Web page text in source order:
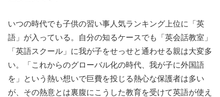
いつの時代でも子供の習い事人気ランキング上位に「英
語」が入っている。自分の知るケースでも「英会話教室」
「英語スクール」に我が子をせっせと通わせる親は大変多
い。「これからのグローバル化の時代、我が子に外国語
を」という熱い想いで巨費を投じる熱心な保護者は多い
が、その熱意とは裏腹にこうした教育を受けて英語が使え